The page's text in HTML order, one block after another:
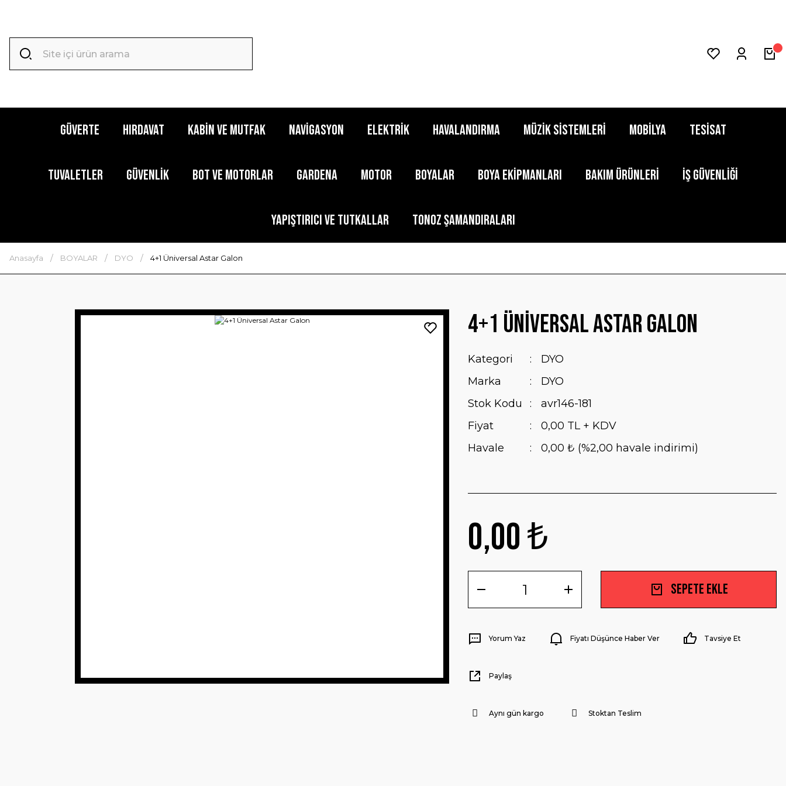
GÜVERTE HIRDAVAT KABİN ve MUTFAK NAVİGASYON ELEKTRİK HAVALANDIRMA MÜZİK SİSTEMLERİ MOBİLYA TESİSAT
TUVALETLER GÜVENLİK BOT ve MOTORLAR GARDENA MOTOR BOYALAR BOYA EKİPMANLARI BAKIM ÜRÜNLERİ İŞ GÜVENLİĞİ
YAPIŞTIRICI ve TUTKALLAR TONOZ ŞAMANDIRALARI
Anasayfa BOYALAR DYO 4+1 Üniversal Astar Galon
4+1 Üniversal Astar Galon
Kategori
DYO
Marka
DYO
Stok Kodu
avr146-181
Fiyat
0,00 TL + KDV
Havale
0,00 ₺ (%2,00 havale indirimi)
0,00 ₺
Sepete Ekle
Yorum Yaz Fiyatı Düşünce Haber Ver Tavsiye Et
Paylaş
Aynı gün kargo Stoktan Teslim